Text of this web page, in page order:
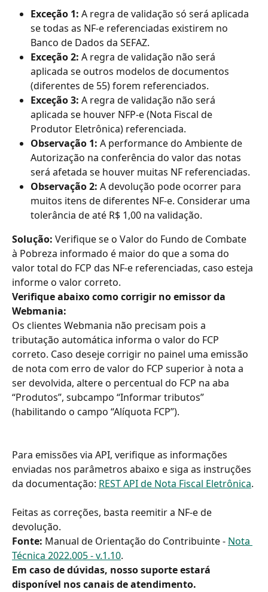
Exceção 1: A regra de validação só será aplicada
se todas as NF-e referenciadas existirem no
Banco de Dados da SEFAZ.
Exceção 2: A regra de validação não será
aplicada se outros modelos de documentos
(diferentes de 55) forem referenciados.
Exceção 3: A regra de validação não será
aplicada se houver NFP-e (Nota Fiscal de
Produtor Eletrônica) referenciada.
Observação 1: A performance do Ambiente de
Autorização na conferência do valor das notas
será afetada se houver muitas NF referenciadas.
Observação 2: A devolução pode ocorrer para
muitos itens de diferentes NF-e. Considerar uma
tolerância de até R$ 1,00 na validação.
Solução: Verifique se o Valor do Fundo de Combate
à Pobreza informado é maior do que a soma do
valor total do FCP das NF-e referenciadas, caso esteja
informe o valor correto.
Verifique abaixo como corrigir no emissor da
Webmania:
Os clientes Webmania não precisam pois a
tributação automática informa o valor do FCP
correto. Caso deseje corrigir no painel uma emissão
de nota com erro de valor do FCP superior à nota a
ser devolvida, altere o percentual do FCP na aba
“Produtos”, subcampo “Informar tributos”
(habilitando o campo “Alíquota FCP”).
Para emissões via API, verifique as informações
enviadas nos parâmetros abaixo e siga as instruções
da documentação: REST API de Nota Fiscal Eletrônica.
Feitas as correções, basta reemitir a NF-e de
devolução.
Fonte: Manual de Orientação do Contribuinte - Nota
Técnica 2022.005 - v.1.10.
Em caso de dúvidas, nosso suporte estará
disponível nos canais de atendimento.